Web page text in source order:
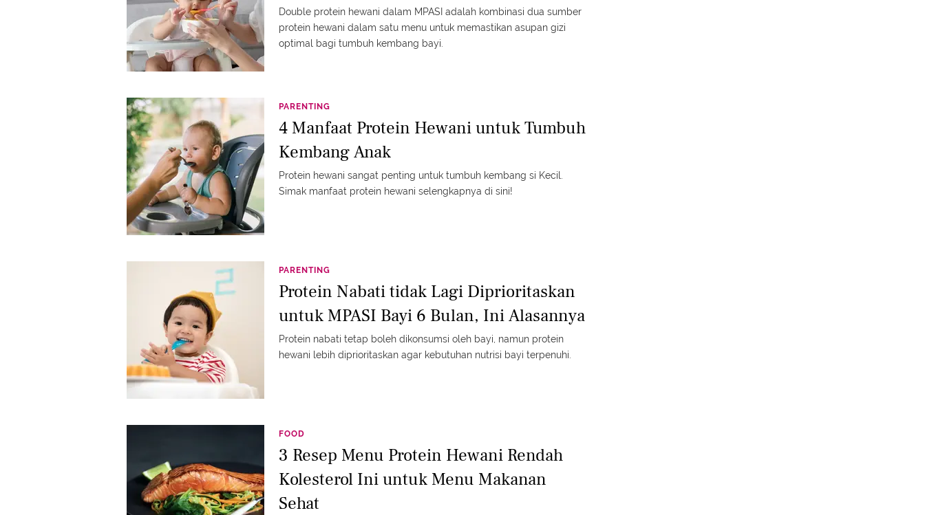
Double protein hewani dalam MPASI adalah kombinasi dua sumber
protein hewani dalam satu menu untuk memastikan asupan gizi
optimal bagi tumbuh kembang bayi.
PARENTING
4 Manfaat Protein Hewani untuk Tumbuh
Kembang Anak
Protein hewani sangat penting untuk tumbuh kembang si Kecil.
Simak manfaat protein hewani selengkapnya di sini!
PARENTING
Protein Nabati tidak Lagi Diprioritaskan
untuk MPASI Bayi 6 Bulan, Ini Alasannya
Protein nabati tetap boleh dikonsumsi oleh bayi, namun protein
hewani lebih diprioritaskan agar kebutuhan nutrisi bayi terpenuhi.
FOOD
3 Resep Menu Protein Hewani Rendah
Kolesterol Ini untuk Menu Makanan
Sehat